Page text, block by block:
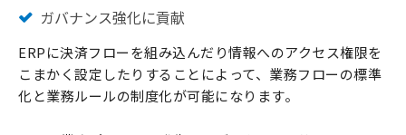
ガバナンス強化に貢献
ERPに決済フローを組み込んだり情報へのアクセス権限を
こまかく設定したりすることによって、業務フローの標準
化と業務ルールの制度化が可能になります。